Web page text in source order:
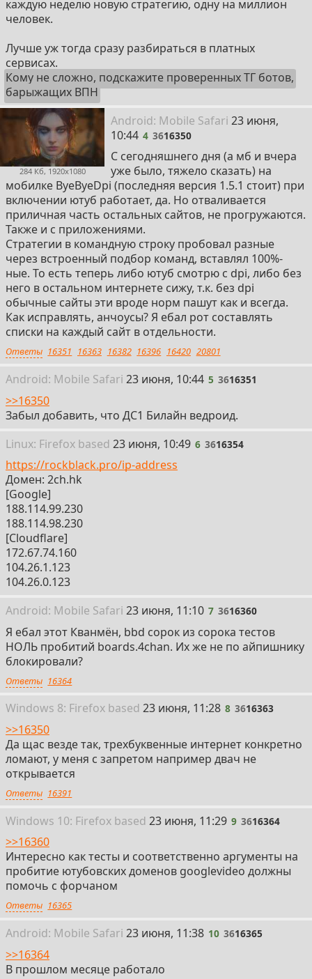
каждую неделю новую стратегию, одну на миллион
человек.
Лучше уж тогда сразу разбираться в платных
сервисах.
Кому не сложно, подскажите проверенных ТГ ботов,
барыжащих ВПН
284 Кб, 1920x1080
Android: Mobile Safari 4
23 июня,
10:44 4 3616350
С сегодняшнего дня (а мб и вчера
уже было, тяжело сказать) на
мобилке ByeByeDpi (последняя версия 1.5.1 стоит) при
включении ютуб работает, да. Но отваливается
приличная часть остальных сайтов, не прогружаются.
Также и с приложениями.
Стратегии в командную строку пробовал разные
через встроенный подбор команд, вставлял 100%-
ные. То есть теперь либо ютуб смотрю с dpi, либо без
него в остальном интернете сижу, т.к. без dpi
обычные сайты эти вроде норм пашут как и всегда.
Как исправлять, анчоусы? Я ебал рот составлять
списки на каждый сайт в отдельности.
Ответы 16351 16363 16382 16396 16420 20801
Android: Mobile Safari 5
23 июня, 10:44 5 3616351
>>16350
Забыл добавить, что ДС1 Билайн ведроид.
Linux: Firefox based 6
23 июня, 10:49 6 3616354
https://rockblack.pro/ip-address
Домен: 2ch.hk
[Google]
188.114.99.230
188.114.98.230
[Cloudflare]
172.67.74.160
104.26.1.123
104.26.0.123
Android: Mobile Safari 7
23 июня, 11:10 7 3616360
Я ебал этот Кванмён, bbd сорок из сорока тестов
НОЛЬ пробитий boards.4chan. Их же не по айпишнику
блокировали?
Ответы 16364
Windows 8: Firefox based 8
23 июня, 11:28 8 3616363
>>16350
Да щас везде так, трехбуквенные интернет конкретно
ломают, у меня с запретом например двач не
открывается
Ответы 16391
Windows 10: Firefox based 9
23 июня, 11:29 9 3616364
>>16360
Интересно как тесты и соответственно аргументы на
пробитие ютубовских доменов googlevideo должны
помочь с форчаном
Ответы 16365
Android: Mobile Safari 10
23 июня, 11:38 10 3616365
>>16364
В прошлом месяце работало